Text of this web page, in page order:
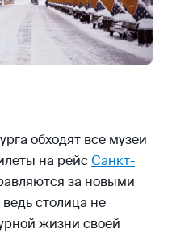
обходят все музеи
на рейсСанкт-
за новыми
столица не
жизни своей